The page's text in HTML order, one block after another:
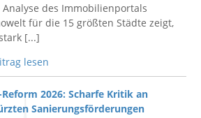
Analyse des Immobilienportals
für die 15 größten Städte zeigt,
[...]
lesen
Reform 2026: Scharfe Kritik an
Sanierungsförderungen